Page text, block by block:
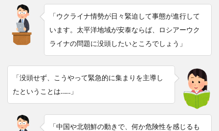
「ウクライナ情勢が日々緊迫して事態が進行して
います。太平洋地域が安泰ならば、ロシアーウク
ライナの問題に没頭したいところでしょう」
「没頭せず、こうやって緊急的に集まりを主導し
たということは……」
「中国や北朝鮮の動きで、何か危険性を感じるも